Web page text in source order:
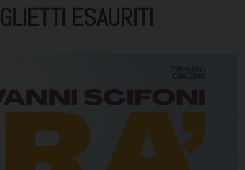
ESAURITI